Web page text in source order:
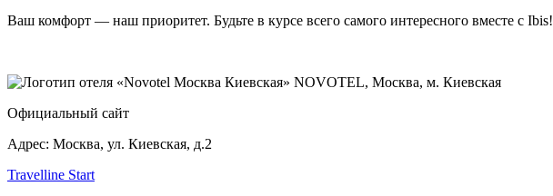
Ваш комфорт — наш приоритет. Будьте в курсе всего самого интересного вместе с Ibis!
NOVOTEL, Москва, м. Киевская
Официальный сайт
Адрес: Москва, ул. Киевская, д.2
Travelline Start